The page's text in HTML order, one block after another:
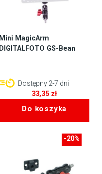
Mini MagicArm
DIGITALFOTO GS-Bean
Dostępny 2-7 dni
33,35 zł
Do koszyka
-20%
-10zł